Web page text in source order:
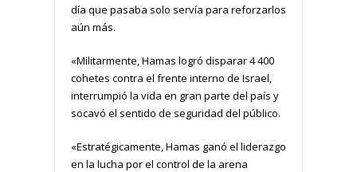
día que pasaba solo servía para reforzarlos
aún más.
«Militarmente, Hamas logró disparar 4 400
cohetes contra el frente interno de Israel,
interrumpió la vida en gran parte del país y
socavó el sentido de seguridad del público.
«Estratégicamente, Hamas ganó el liderazgo
en la lucha por el control de la arena